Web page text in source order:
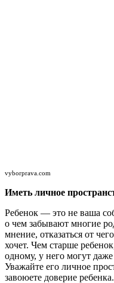
vyborprava.com
Иметь личное
Ребенок — это не ваша
о чем забывают многие
мнение, отказаться от
хочет. Чем старше
одному, у него могут
Уважайте его личное
завоюете доверие ребенка.